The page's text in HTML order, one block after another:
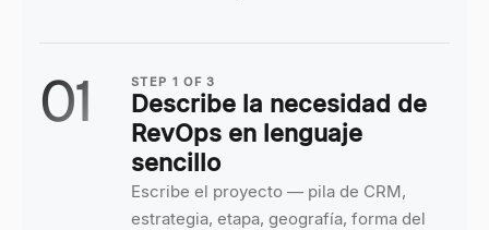
01 STEP 1 OF3
Describe la necesidad de
RevOps en lenguaje
sencillo
Escribe el proyecto — pila de CRM,
estrategia, etapa, geografía, forma del